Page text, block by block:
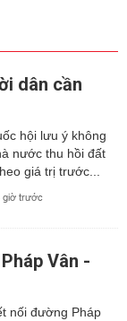
dân cần
hội lưu ý không
nước thu hồi đất
giá trị trước...
giờ trước
Vân -
nối đường Pháp